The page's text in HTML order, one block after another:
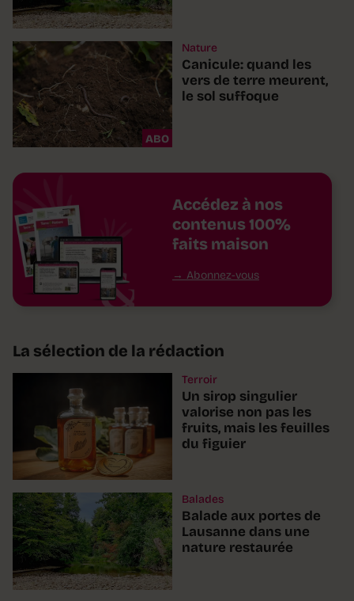
ABO
Nature
Canicule: quand les
vers de terre meurent,
le sol suffoque
Accédez à nos
contenus 100%
faits maison
Abonnez-vous
La sélection de la rédaction
Terroir
Un sirop singulier
valorise non pas les
fruits, mais les feuilles
du figuier
Balades
Balade aux portes de
Lausanne dans une
nature restaurée